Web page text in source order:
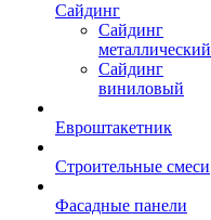
Сайдинг
Сайдинг
металлический
Сайдинг
виниловый
Евроштакетник
Строительные смеси
Фасадные панели